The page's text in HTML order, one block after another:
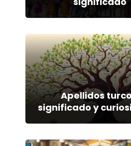
Apellidos
significado y